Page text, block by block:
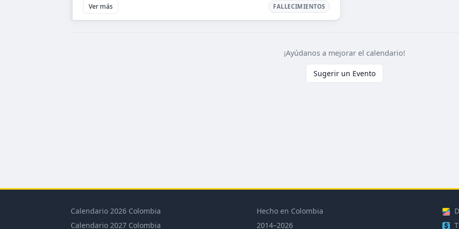
Ver más FALLECIMIENTOS
¡Ayúdanos a mejorar el calendario!
Sugerir un Evento
Calendario 2026 Colombia
Calendario 2027 Colombia
Hecho en Colombia
2014–2026